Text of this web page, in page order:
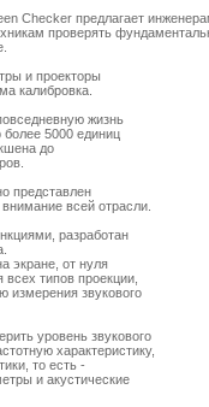
Checker предлагает
проверять
и проекторы
калибровка.
жизнь
более 5000 единиц
до
представлен
всей отрасли.
разработан
экране, от нуля
типов проекции,
измерения звукового
уровень звукового
характеристику,
то есть -
и акустические